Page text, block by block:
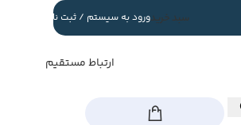
سبد خریدورود به سیستم / ثبت نام
ارتباط مستقیم